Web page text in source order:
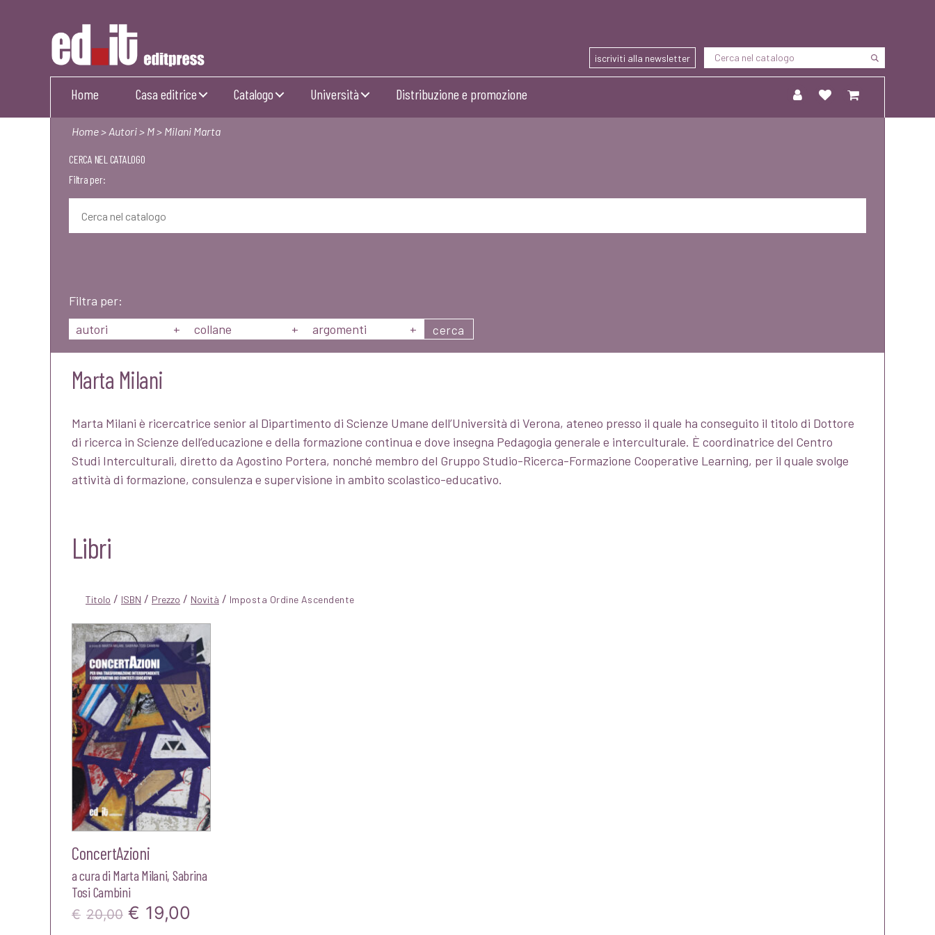
Editpress
iscriviti alla newsletter
Home Casa editrice Catalogo Università Distribuzione e promozione
Home> Autori> M> Milani Marta
CERCA NEL CATALOGO
Filtra per:
Filtra per:
autori
+ collane + argomenti + cerca
Marta Milani
Marta Milani è ricercatrice senior al Dipartimento di Scienze Umane dell’Università di Verona, ateneo presso il quale ha conseguito il titolo di Dottore
di ricerca in Scienze dell’educazione e della formazione continua e dove insegna Pedagogia generale e interculturale. È coordinatrice del Centro
Studi Interculturali, diretto da Agostino Portera, nonché membro del Gruppo Studio-Ricerca-Formazione Cooperative Learning, per il quale svolge
attività di formazione, consulenza e supervisione in ambito scolastico-educativo.
Libri
Titolo / ISBN / Prezzo / Novità /
ConcertAzioni
a cura di Marta Milani, Sabrina
Tosi Cambini
€ 20,00 Il
€ 19,00